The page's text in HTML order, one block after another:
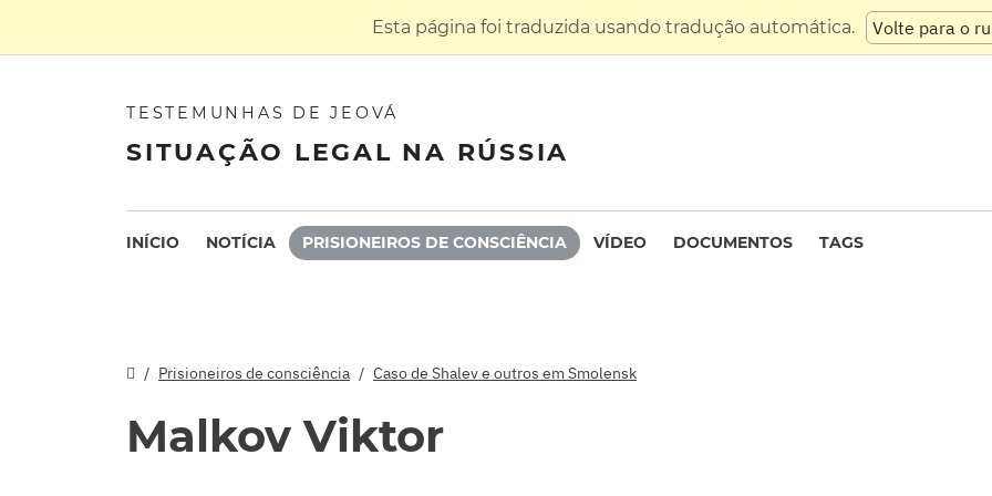
Esta página foi traduzida usando tradução automática. Volte para o
TESTEMUNHAS DE JEOVÁ
SITUAÇÃO LEGAL NA RÚSSIA
INÍCIO NOTÍCIA PRISIONEIROS DE CONSCIÊNCIA VÍDEO DOCUMENTOS TAGS
Prisioneiros de consciência Caso de Shalev e outros em Smolensk
Malkov Viktor